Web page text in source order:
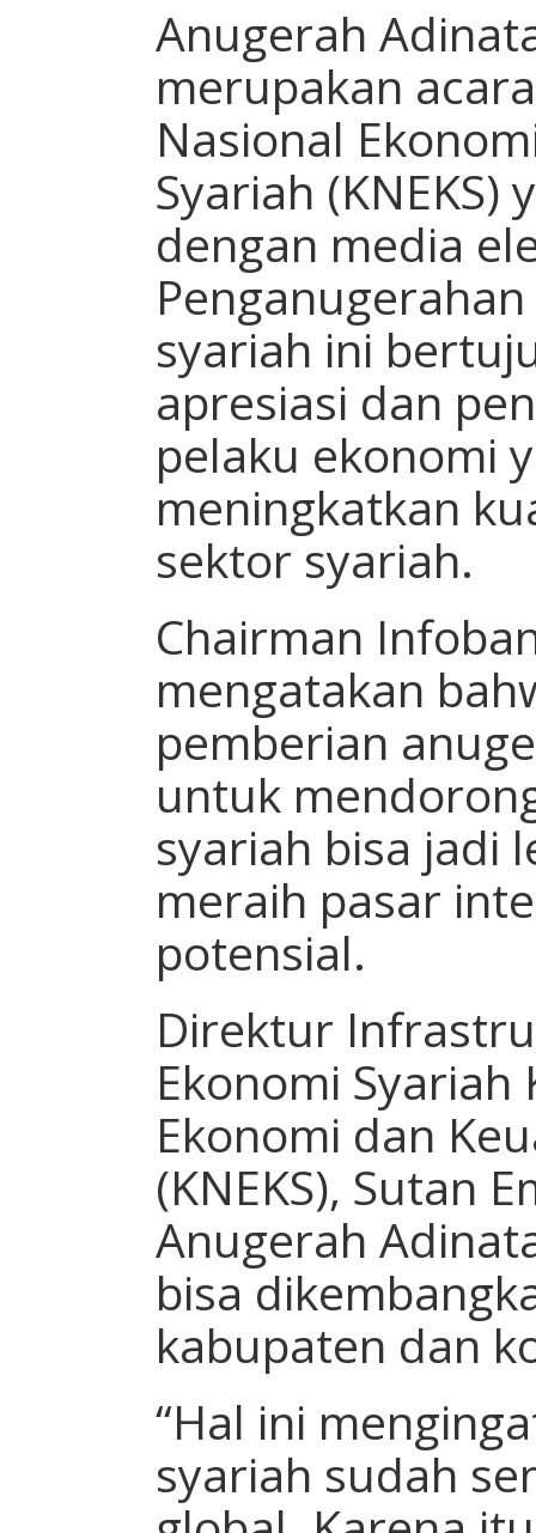
Anugerah
merupakan
Nasional
Syariah (KNEKS)
dengan media
syariah ini
apresiasi dan
pelaku ekonomi
meningkatkan
sektor syariah.
Chairman
mengatakan
pemberian
untuk
syariah bisa jadi
meraih pasar
potensial.
Direktur
Ekonomi
Ekonomi dan
(KNEKS), Sutan
Anugerah
bisa
kabupaten dan
“Hal ini
syariah sudah